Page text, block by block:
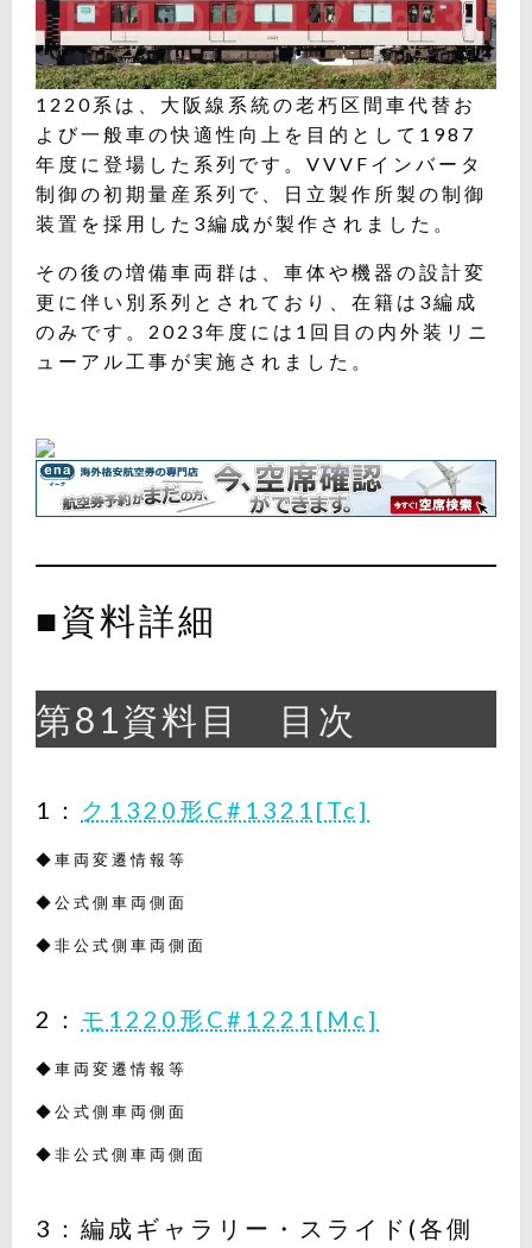
1220系は、大阪線系統の老朽区間車代替お
よび一般車の快適性向上を目的として1987
年度に登場した系列です。VVVFインバータ
制御の初期量産系列で、日立製作所製の制御
装置を採用した3編成が製作されました。
その後の増備車両群は、車体や機器の設計変
更に伴い別系列とされており、在籍は3編成
のみです。2023年度には1回目の内外装リニ
ューアル工事が実施されました。
■資料詳細
第81資料目 目次
1： ク1320形C#1321[Tc]
◆車両変遷情報等
◆公式側車両側面
◆非公式側車両側面
2： モ1220形C#1221[Mc]
◆車両変遷情報等
◆公式側車両側面
◆非公式側車両側面
3：編成ギャラリー・スライド(各側